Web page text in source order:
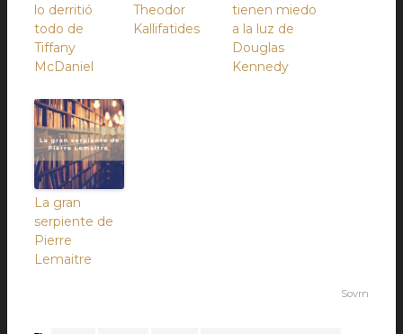
lo derritió
todo de
Tiffany
McDaniel
Theodor
Kallifatides
tienen miedo
a la luz de
Douglas
Kennedy
La gran
serpiente de
Pierre
Lemaitre
Sovrn